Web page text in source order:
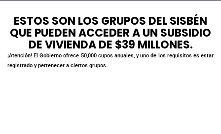
ESTOS SON LOS GRUPOS DEL SISBÉN
QUE PUEDEN ACCEDER A UN SUBSIDIO
DE VIVIENDA DE $39 MILLONES.
¡Atención! El Gobierno ofrece 50,000 cupos anuales, y uno de los requisitos es estar
registrado y pertenecer a ciertos grupos.